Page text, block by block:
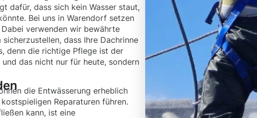
dafür, dass sich kein Wasser staut,
Bei uns in Warendorf setzen
verwenden wir bewährte
dass Ihre Dachrinne
denn die richtige Pflege ist der
das nicht nur für heute, sondern
die Entwässerung erheblich
Reparaturen führen.
kann, ist eine